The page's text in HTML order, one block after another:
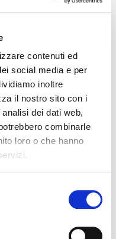
contenuti ed
social media e per
inoltre
il nostro sito con i
dei dati web,
combinarle
loro o che hanno